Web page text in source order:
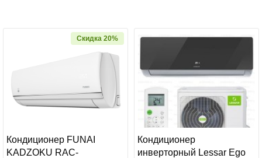
Скидка 20%
Кондиционер FUNAI
KADZOKU RAC-
Кондиционер
инверторный Lessar Ego